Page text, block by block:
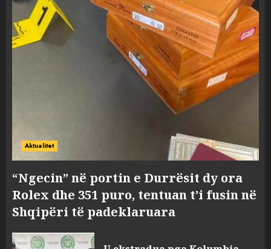
Aktualitet
“Ngecin” në portin e Durrësit dy ora
Rolex dhe 351 puro, tentuan t’i fusin në
Shqipëri të padeklaruara